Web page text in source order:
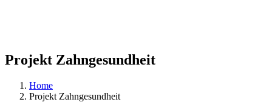
Projekt Zahngesundheit
Home
Projekt Zahngesundheit